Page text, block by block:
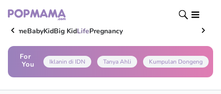
HomeBabyKidBig KidLifePregnancy
For
You
Iklanin di IDN Tanya Ahli Kumpulan Dongeng